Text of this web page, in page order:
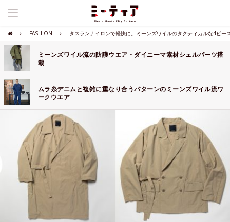
FASHION タスランナイロンで軽快に。ミーンズワイルのタクティカルな4ピー
ミーンズワイル流の防護ウエア・ダイニーマ素材シェルパーツ搭
載
ムラ糸デニムと複雑に重なり合うパターンのミーンズワイル流ワ
ークウエア